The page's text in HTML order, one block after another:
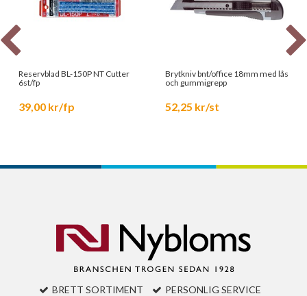
Reservblad BL-150P NT Cutter
6st/fp
39,00 kr/fp
Brytkniv bnt/office 18mm med lås
och gummigrepp
52,25 kr/st
BRETT SORTIMENT
PERSONLIG SERVICE